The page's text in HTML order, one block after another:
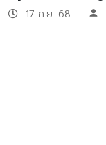
17 ก.ย. 68